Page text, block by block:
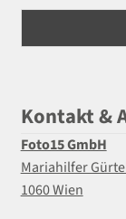
Kontakt &
Foto15 GmbH
Mariahilfer
1060 Wien